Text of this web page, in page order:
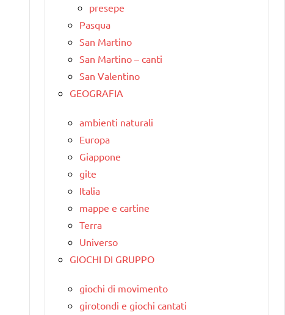
presepe
Pasqua
San Martino
San Martino – canti
San Valentino
GEOGRAFIA
ambienti naturali
Europa
Giappone
gite
Italia
mappe e cartine
Terra
Universo
GIOCHI DI GRUPPO
giochi di movimento
girotondi e giochi cantati